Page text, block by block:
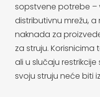
sopstvene potrebe –
distributivnu mrežu,
naknada za
za struju.
ali u slučaju
svoju struju neće biti